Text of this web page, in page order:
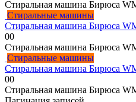
Стиральная машина Бирюса
Стиральные машины
Стиральная машина Бирюса
00
Стиральная машина Бирюса
Стиральные машины
Стиральная машина Бирюса
00
Стиральная машина Бирюса